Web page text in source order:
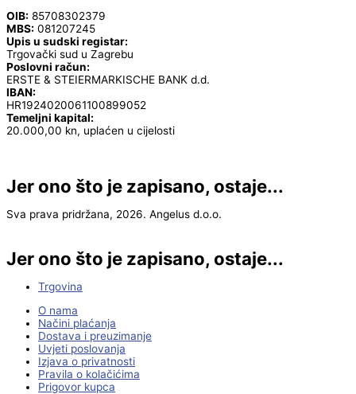
OIB: 85708302379
MBS: 081207245
Upis u sudski registar:
Trgovački sud u Zagrebu
Poslovni račun:
ERSTE & STEIERMARKISCHE BANK d.d.
IBAN:
HR1924020061100899052
Temeljni kapital:
20.000,00 kn, uplaćen u cijelosti
Jer ono što je zapisano, ostaje...
Sva prava pridržana, 2026. Angelus d.o.o.
Jer ono što je zapisano, ostaje...
Trgovina
O nama
Načini plaćanja
Dostava i preuzimanje
Uvjeti poslovanja
Izjava o privatnosti
Pravila o kolačićima
Prigovor kupca